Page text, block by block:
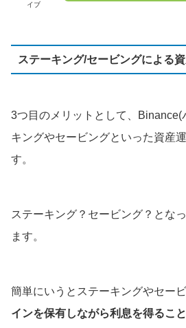
イブ
ステーキング/セービングによる
3つ目のメリットとして、Binance(
キングやセービングといった資産
す。
ステーキング？セービング？とな
ます。
簡単にいうとステーキングやセー
インを保有しながら利息を得ること